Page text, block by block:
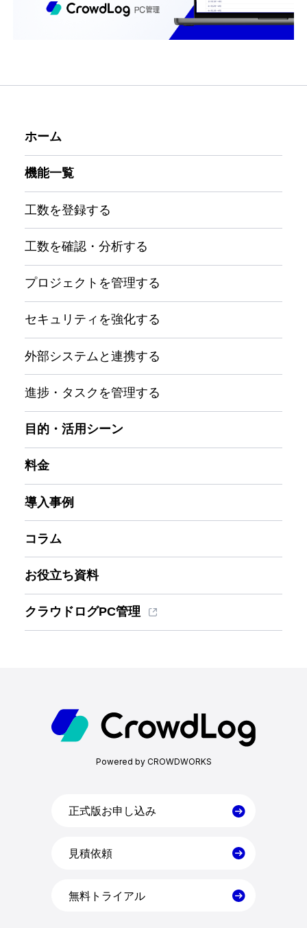
機能一覧
目的・活用シーン
料金
導入事例
コラム
ホーム
機能一覧
工数を登録する
工数を確認・分析する
プロジェクトを管理する
セキュリティを強化する
外部システムと連携する
進捗・タスクを管理する
目的・活用シーン
料金
導入事例
コラム
お役立ち資料
クラウドログPC管理
Powered by CROWDWORKS
正式版お申し込み
見積依頼
無料トライアル